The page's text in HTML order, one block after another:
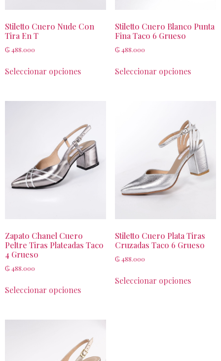
Stiletto Cuero Nude Con
Tira En T
₲488.000
Seleccionar opciones
Stiletto Cuero Blanco Punta
Fina Taco 6 Grueso
₲488.000
Seleccionar opciones
Zapato Chanel Cuero
Peltre Tiras Plateadas Taco
4 Grueso
₲488.000
Seleccionar opciones
Stiletto Cuero Plata Tiras
Cruzadas Taco 6 Grueso
₲488.000
Seleccionar opciones